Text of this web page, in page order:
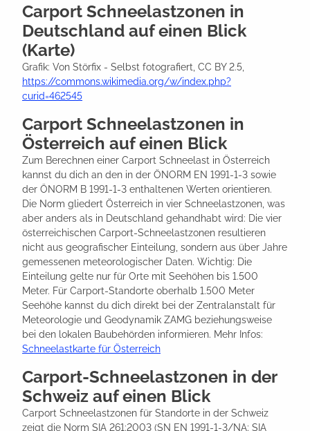
Carport Schneelastzonen in
Deutschland auf einen Blick
(Karte)
Grafik: Von Störfix - Selbst fotografiert, CC BY 2.5,
https://commons.wikimedia.org/w/index.php?
curid=462545
Carport Schneelastzonen in
Österreich auf einen Blick
Zum Berechnen einer Carport Schneelast in Österreich
kannst du dich an den in der ÖNORM EN 1991-1-3 sowie
der ÖNORM B 1991-1-3 enthaltenen Werten orientieren.
Die Norm gliedert Österreich in vier Schneelastzonen, was
aber anders als in Deutschland gehandhabt wird: Die vier
österreichischen Carport-Schneelastzonen resultieren
nicht aus geografischer Einteilung, sondern aus über Jahre
gemessenen meteorologischer Daten. Wichtig: Die
Einteilung gelte nur für Orte mit Seehöhen bis 1.500
Meter. Für Carport-Standorte oberhalb 1.500 Meter
Seehöhe kannst du dich direkt bei der Zentralanstalt für
Meteorologie und Geodynamik ZAMG beziehungsweise
bei den lokalen Baubehörden informieren. Mehr Infos:
Schneelastkarte für Österreich
Carport-Schneelastzonen in der
Schweiz auf einen Blick
Carport Schneelastzonen für Standorte in der Schweiz
zeigt die Norm SIA 261:2003 (SN EN 1991-1-3/NA; SIA